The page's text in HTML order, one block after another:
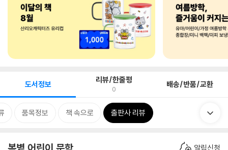
도서정보 리뷰/한줄평
0 배송/반품/교환
품목정보 책 속으로 출판사 리뷰
알림신청